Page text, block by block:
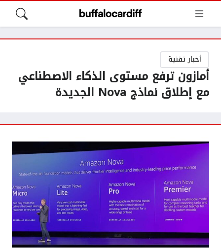
أخبار تقنية
أمازون ترفع مستوى الذكاء الاصطناعي
مع إطلاق نماذج Nova الجديدة